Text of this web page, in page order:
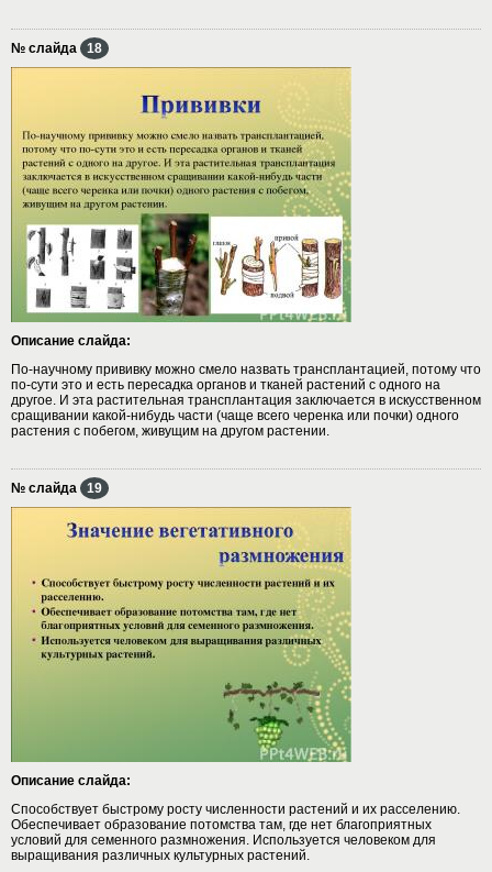
№ слайда 18
Описание слайда:
По-научному прививку можно смело назвать трансплантацией, потому что
по-сути это и есть пересадка органов и тканей растений с одного на
другое. И эта растительная трансплантация заключается в искусственном
сращивании какой-нибудь части (чаще всего черенка или почки) одного
растения с побегом, живущим на другом растении.
№ слайда 19
Описание слайда:
Способствует быстрому росту численности растений и их расселению.
Обеспечивает образование потомства там, где нет благоприятных
условий для семенного размножения. Используется человеком для
выращивания различных культурных растений.